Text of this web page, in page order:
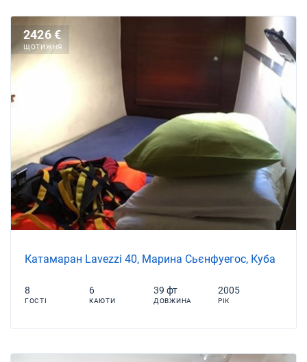
2426 €
ЩОТИЖНЯ
Катамаран Lavezzi 40, Марина Сьєнфуегос, Куба
8
ГОСТІ
6
КАЮТИ
39 фт
ДОВЖИНА
2005
РІК